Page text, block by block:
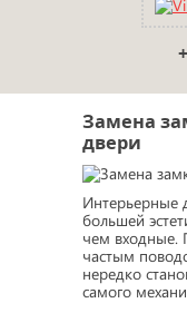
Замена
двери
Интерьерные
большей
чем входные.
частым
нередко
самого